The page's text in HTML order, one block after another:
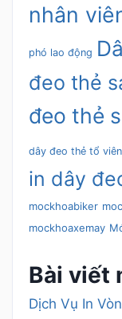
nhân
phó lao động
đeo thẻ
đeo thẻ
dây đeo thẻ tổ viên
in dây
mockhoabiker
mockhoaxemay
Bài viết
Dịch Vụ In